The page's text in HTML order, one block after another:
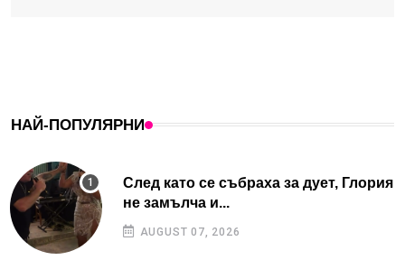
НАЙ-ПОПУЛЯРНИ
След като се събраха за дует, Глория
не замълча и...
AUGUST 07, 2026